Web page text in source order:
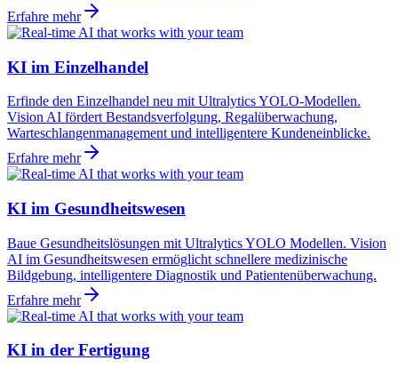
Erfahre mehr
KI im Einzelhandel
Erfinde den Einzelhandel neu mit Ultralytics YOLO-Modellen.
Vision AI fördert Bestandsverfolgung, Regalüberwachung,
Warteschlangenmanagement und intelligentere Kundeneinblicke.
Erfahre mehr
KI im Gesundheitswesen
Baue Gesundheitslösungen mit Ultralytics YOLO Modellen. Vision
AI im Gesundheitswesen ermöglicht schnellere medizinische
Bildgebung, intelligentere Diagnostik und Patientenüberwachung.
Erfahre mehr
KI in der Fertigung